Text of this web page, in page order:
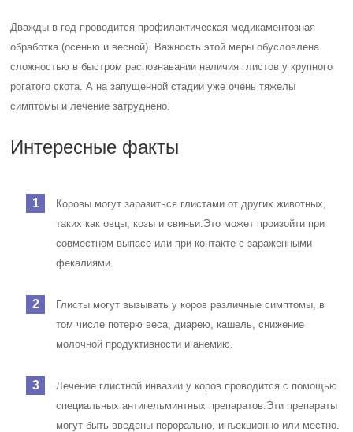
Дважды в год проводится профилактическая медикаментозная
обработка (осенью и весной). Важность этой меры обусловлена
сложностью в быстром распознавании наличия глистов у крупного
рогатого скота. А на запущенной стадии уже очень тяжелы
симптомы и лечение затруднено.
Интересные факты
Коровы могут заразиться глистами от других животных,
таких как овцы, козы и свиньи. Это может произойти при
совместном выпасе или при контакте с зараженными
фекалиями.
Глисты могут вызывать у коров различные симптомы, в
том числе потерю веса, диарею, кашель, снижение
молочной продуктивности и анемию.
Лечение глистной инвазии у коров проводится с помощью
специальных антигельминтных препаратов. Эти препараты
могут быть введены перорально, инъекционно или местно.